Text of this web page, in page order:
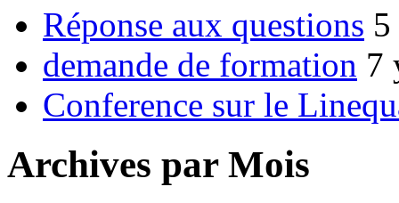
Réponse aux questions
demande de formation 7
Conference sur le
Archives par Mois